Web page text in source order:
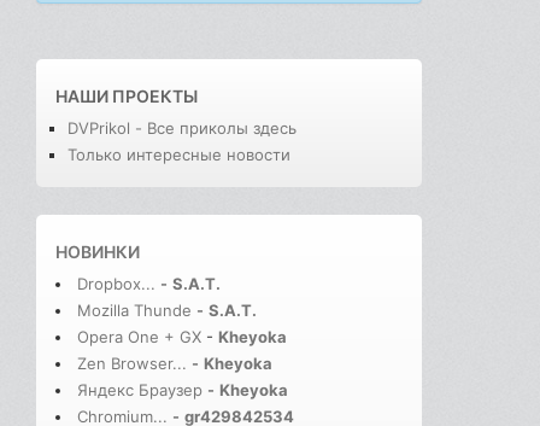
НАШИ ПРОЕКТЫ
DVPrikol - Все приколы здесь
Только интересные новости
НОВИНКИ
Dropbox... - S.A.T.
Mozilla Thunde - S.A.T.
Opera One + GX - Kheyoka
Zen Browser... - Kheyoka
Яндекс Браузер - Kheyoka
Chromium... - gr429842534